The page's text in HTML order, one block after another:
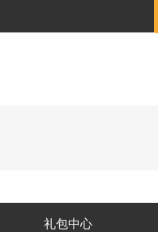
礼包中心